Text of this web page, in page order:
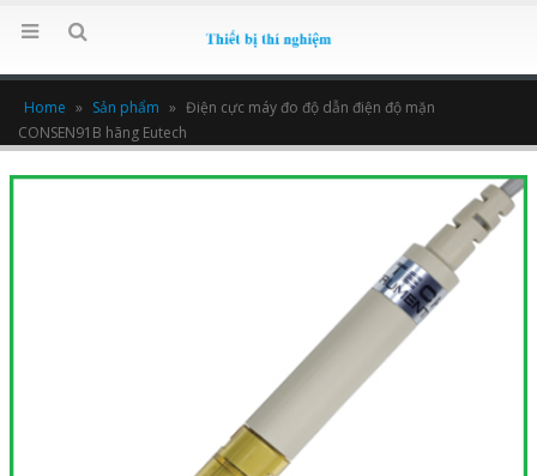
Home » Sản phẩm » Điện cực máy đo độ dẫn điện độ mặn
CONSEN91B hãng Eutech